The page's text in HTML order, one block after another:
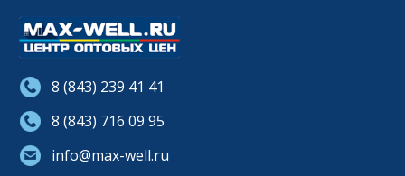
8 (843) 239 41 41
8 (843) 716 09 95
info@max-well.ru